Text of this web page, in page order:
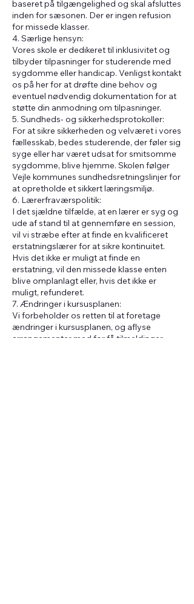
baseret på tilgængelighed og skal afsluttes
inden for sæsonen. Der er ingen refusion
for missede klasser.
4. Særlige hensyn:
Vores skole er dedikeret til inklusivitet og
tilbyder tilpasninger for studerende med
sygdomme eller handicap. Venligst kontakt
os på her for at drøfte dine behov og
eventuel nødvendig dokumentation for at
støtte din anmodning om tilpasninger.
5. Sundheds- og sikkerhedsprotokoller:
For at sikre sikkerheden og velværet i vores
fællesskab, bedes studerende, der føler sig
syge eller har været udsat for smitsomme
sygdomme, blive hjemme. Skolen følger
Vejle kommunes sundhedsretningslinjer for
at opretholde et sikkert læringsmiljø.
6. Lærerfraværspolitik:
I det sjældne tilfælde, at en lærer er syg og
ude af stand til at gennemføre en session,
vil vi stræbe efter at finde en kvalificeret
erstatningslærer for at sikre kontinuitet.
Hvis det ikke er muligt at finde en
erstatning, vil den missede klasse enten
blive omplanlagt eller, hvis det ikke er
muligt, refunderet.
7. Ændringer i kursusplanen:
Vi forbeholder os retten til at foretage
ændringer i kursusplanen, og aflyse
arrangementer med for få tilmeldinger.